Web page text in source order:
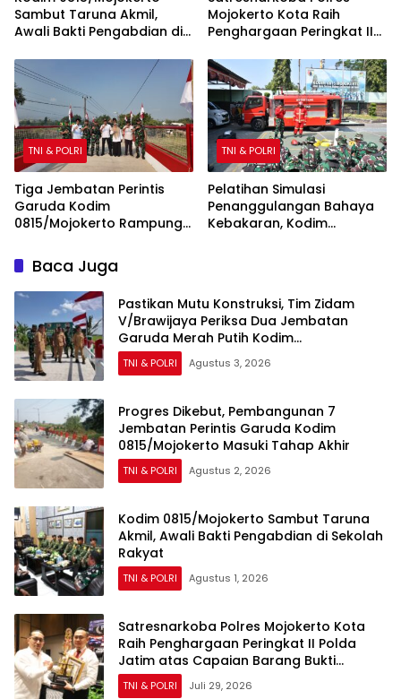
Sambut Taruna Akmil,
Awali Bakti Pengabdian di
Mojokerto Kota Raih
Penghargaan Peringkat II
Barang Bukti Narkoba
Terbanyak
TNI & POLRI
Tiga Jembatan Perintis
Garuda Kodim
0815/Mojokerto Rampung
dan Kesejahteraan Warga
TNI & POLRI
Pelatihan Simulasi
Penanggulangan Bahaya
Kebakaran, Kodim
Baca Juga
Pastikan Mutu Konstruksi, Tim Zidam
V/Brawijaya Periksa Dua Jembatan
Garuda Merah Putih Kodim
0815/Mojokerto
TNI & POLRI Agustus 3, 2026
Progres Dikebut, Pembangunan 7
Jembatan Perintis Garuda Kodim
0815/Mojokerto Masuki Tahap Akhir
TNI & POLRI Agustus 2, 2026
Kodim 0815/Mojokerto Sambut Taruna
Akmil, Awali Bakti Pengabdian di Sekolah
Rakyat
TNI & POLRI Agustus 1, 2026
Satresnarkoba Polres Mojokerto Kota
Raih Penghargaan Peringkat II Polda
Jatim atas Capaian Barang Bukti
Narkoba Terbanyak
TNI & POLRI Juli 29, 2026